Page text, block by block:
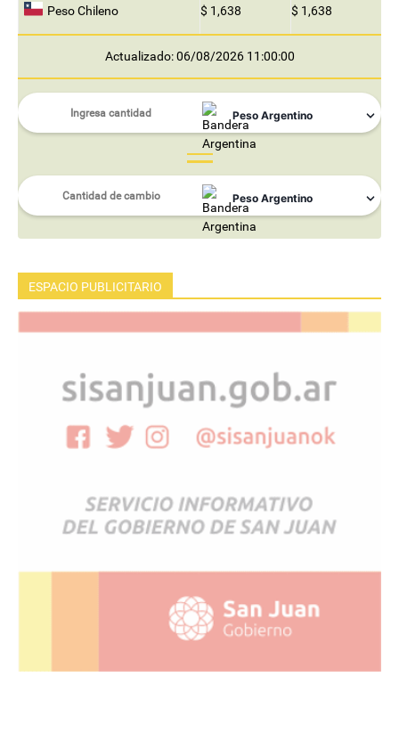
Peso Chileno $ 1,638 $ 1,638
Actualizado: 06/08/2026 11:00:00
ESPACIO PUBLICITARIO